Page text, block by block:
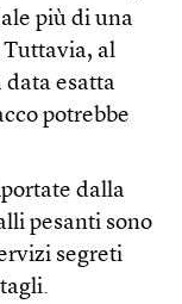
più di una
Tuttavia, al
esatta
potrebbe
dalla
pesanti sono
segreti